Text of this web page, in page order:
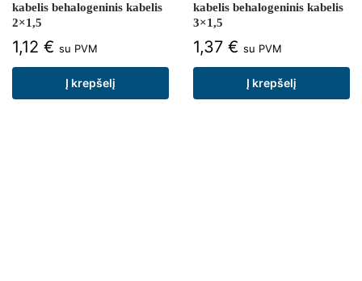
kabelis behalogeninis kabelis
2×1,5
1,12 € su PVM
Į krepšelį
kabelis behalogeninis kabelis
3×1,5
1,37 € su PVM
Į krepšelį